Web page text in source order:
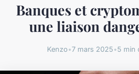
Banques et
une liaison
Kenzo•7 mars 2025•5 min